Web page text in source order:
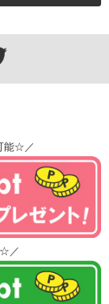
能☆／
／